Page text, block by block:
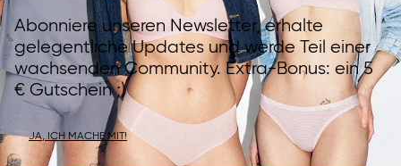
Abonniere unseren Newsletter, erhalte
gelegentliche Updates und werde Teil einer
wachsenden Community. Extra-Bonus: ein 5
€ Gutschein ;)
JA, ICH MACHE MIT!